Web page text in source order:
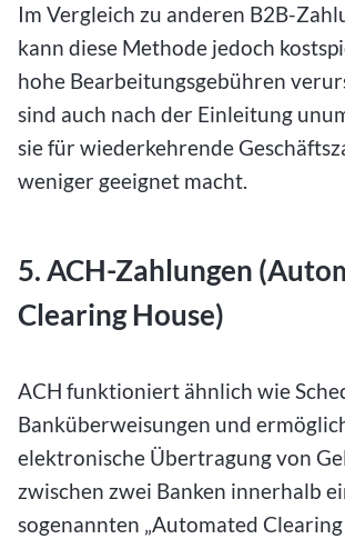
Im Vergleich zu anderen B2B-
kann diese Methode jedoch
hohe Bearbeitungsgebühren
sind auch nach der Einleitung
sie für wiederkehrende
weniger geeignet macht.
5. ACH-Zahlungen
Clearing House)
ACH funktioniert ähnlich wie
Banküberweisungen und
elektronische Übertragung von
zwischen zwei Banken innerhalb
sogenannten „Automated